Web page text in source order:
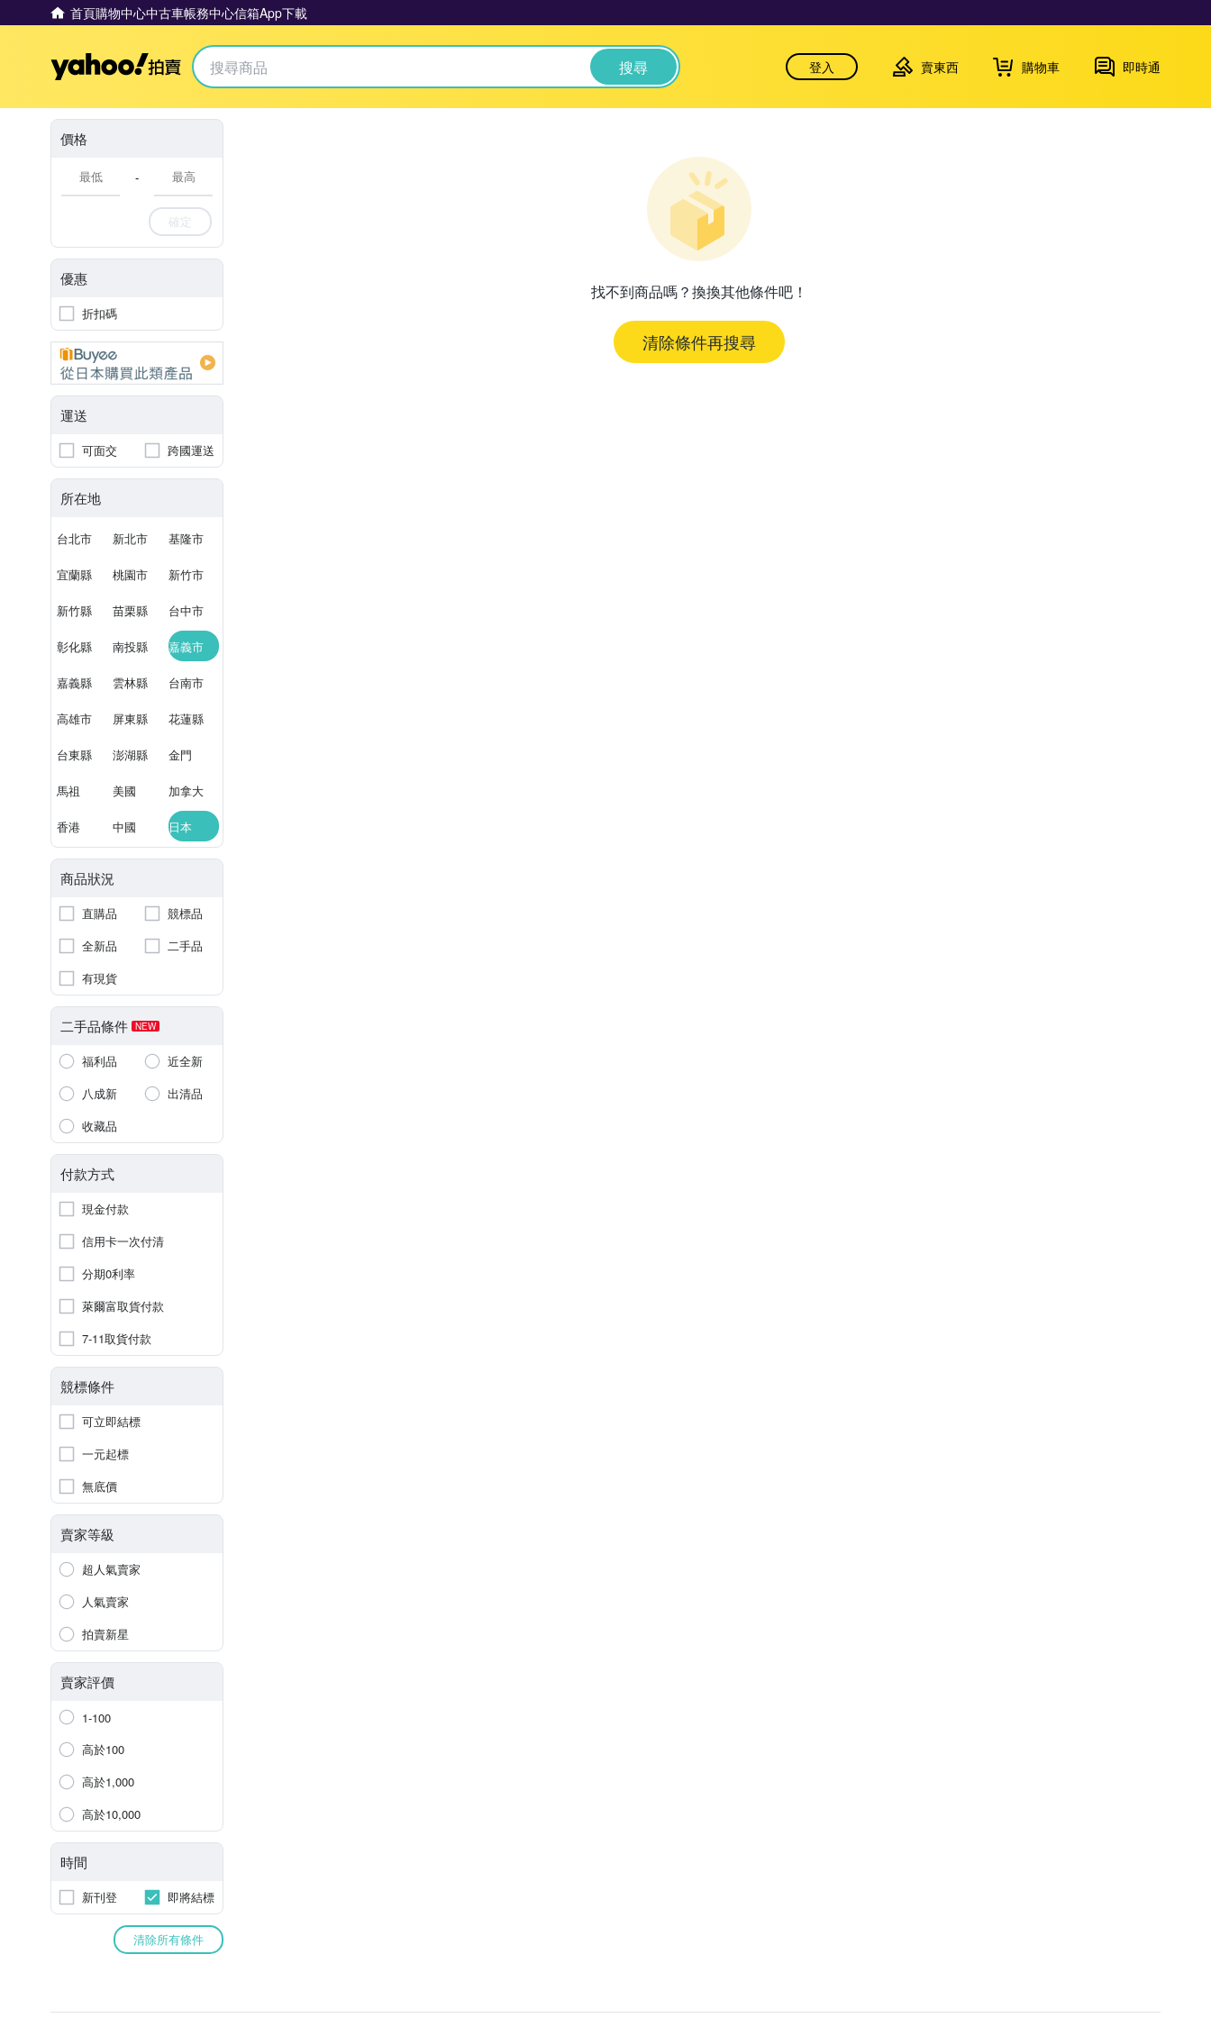
首頁購物中心中古車帳務中心信箱App下載
Yahoo拍賣 搜尋 登入 賣東西 購物車 即時通
價格
-
確定
優惠
折扣碼
運送
可面交 跨國運送
所在地
台北市 新北市 基隆市
宜蘭縣 桃園市 新竹市
新竹縣 苗栗縣 台中市
彰化縣 南投縣 嘉義市
嘉義縣 雲林縣 台南市
高雄市 屏東縣 花蓮縣
台東縣 澎湖縣 金門
馬祖 美國 加拿大
香港 中國 日本
商品狀況
直購品
競標品
全新品
二手品
有現貨
二手品條件 NEW
福利品
近全新
八成新
出清品
收藏品
付款方式
現金付款
信用卡一次付清
分期0利率
萊爾富取貨付款
7-11取貨付款
競標條件
可立即結標
一元起標
無底價
賣家等級
超人氣賣家
人氣賣家
拍賣新星
賣家評價
1-100
高於100
高於1,000
高於10,000
時間
新刊登 即將結標
清除所有條件
找不到商品嗎？換換其他條件吧！
清除條件再搜尋